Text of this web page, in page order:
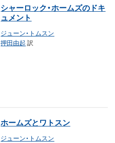
シャーロック・ホームズのドキ
ュメント
ジューン・トムスン
押田由起 訳
ホームズとワトスン
ジューン・トムスン